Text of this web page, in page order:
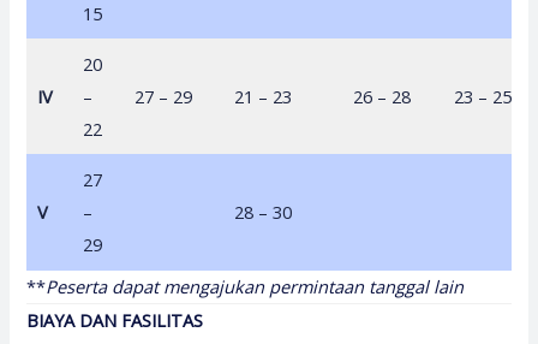
15
IV
20
–
22
27 – 29 21 – 23 26 – 28 23 – 25
V
27
–
29
28 – 30
**Peserta dapat mengajukan permintaan tanggal lain
BIAYA DAN FASILITAS